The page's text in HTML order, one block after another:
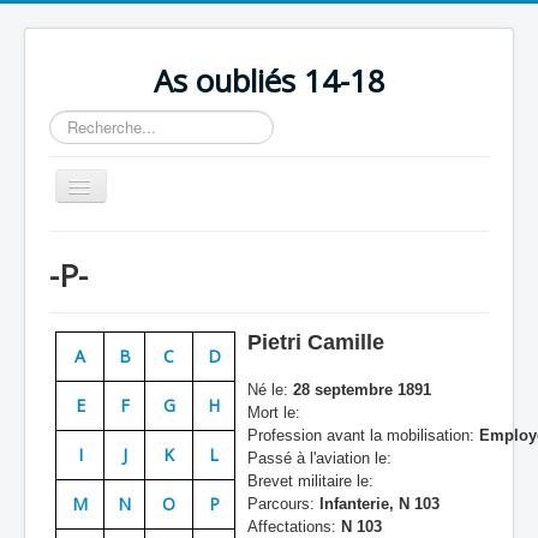
As oubliés 14-18
Rechercher
Basculer
la
Chronologie
Escadrilles
Organisation
Avions
Personnels
Doctrines
-P-
A B C D
E F G H
I J K L
M N O P
Pietri Camille
Né le: 28 septembre 1891
Mort le:
Profession avant la mobilisation:
Passé à l'aviation le:
Brevet militaire le:
Parcours: Infanterie, N 103
Affectations: N 103